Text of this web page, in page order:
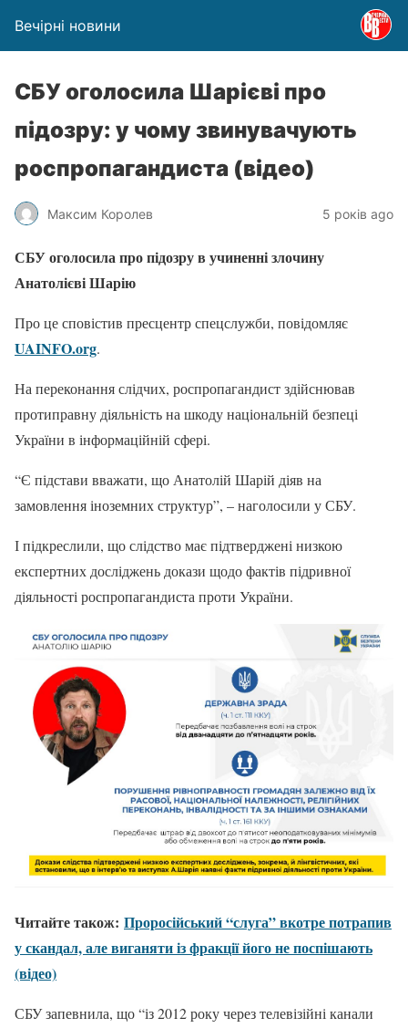
Вечірні новини
СБУ оголосила Шарієві про
підозру: у чому звинувачують
роспропагандиста (відео)
Максим Королев 5 років ago
СБУ оголосила про підозру в учиненні злочину
Анатолієві Шарію
Про це сповістив пресцентр спецслужби, повідомляє
UAINFO.org.
На переконання слідчих, роспропагандист здійснював
протиправну діяльність на шкоду національній безпеці
України в інформаційній сфері.
“Є підстави вважати, що Анатолій Шарій діяв на
замовлення іноземних структур”, – наголосили у СБУ.
І підкреслили, що слідство має підтверджені низкою
експертних досліджень докази щодо фактів підривної
діяльності роспропагандиста проти України.
Читайте також: Проросійський “слуга” вкотре потрапив
у скандал, але виганяти із фракції його не поспішають
(відео)
СБУ запевнила, що “із 2012 року через телевізійні канали